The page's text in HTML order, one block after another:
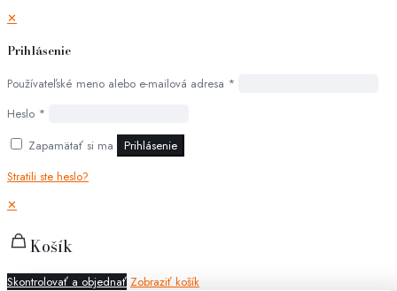
✕
Prihlásenie
Používateľské meno alebo e-mailová adresa *
Heslo *
Zapamätať si ma
Prihlásenie
Stratili ste heslo?
✕
Košík
Skontrolovať a objednať Zobraziť košík